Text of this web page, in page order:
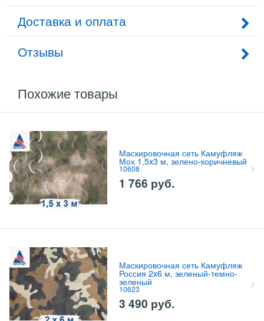
Доставка и оплата
Отзывы
Похожие товары
Маскировочная сеть Камуфляж
Мох 1,5x3 м, зелено-коричневый
10608
1 766 руб.
Маскировочная сеть Камуфляж
Россия 2x6 м, зеленый-темно-
зеленый
10623
3 490 руб.